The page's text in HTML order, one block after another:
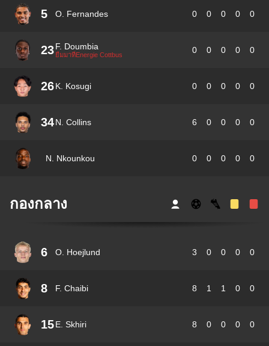
5 O. Fernandes 0 0 0 0 0
23F. Doumbia
ยืมมาที่Energie Cottbus 0 0 0 0 0
26K. Kosugi 0 0 0 0 0
34N. Collins 6 0 0 0 0
N. Nkounkou 0 0 0 0 0
กองกลาง
6 O. Hoejlund 3 0 0 0 0
8 F. Chaibi 8 1 1 0 0
15E. Skhiri 8 0 0 0 0